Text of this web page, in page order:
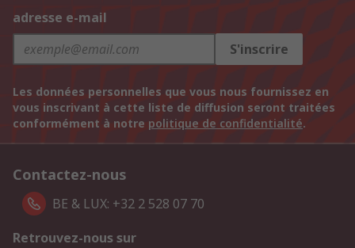
adresse e-mail
S'inscrire
Les données personnelles que vous nous fournissez en
vous inscrivant à cette liste de diffusion seront traitées
conformément à notre politique de confidentialité.
Contactez-nous
BE & LUX: +32 2 528 07 70
Retrouvez-nous sur